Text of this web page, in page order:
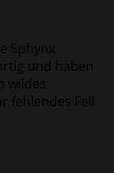
Sphynx
und haben
wildes
Fell